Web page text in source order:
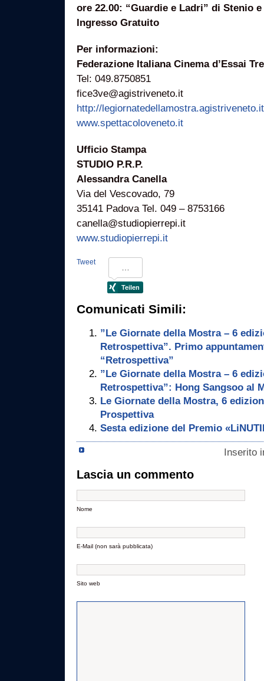
ore 22.00: “Guardie e Ladri” di Stenio
Ingresso Gratuito
Per informazioni:
Federazione Italiana Cinema d’Essai
Tel: 049.8750851
fice3ve@agistriveneto.it
http://legiornatedellamostra.agistriveneto.it
www.spettacoloveneto.it
Ufficio Stampa
STUDIO P.R.P.
Alessandra Canella
Via del Vescovado, 79
35141 Padova Tel. 049 – 8753166
canella@studiopierrepi.it
www.studiopierrepi.it
Tweet
Comunicati Simili:
”Le Giornate della Mostra – 6
Retrospettiva”. Primo
“Retrospettiva”
”Le Giornate della Mostra – 6
Retrospettiva”: Hong Sangsoo al
Le Giornate della Mostra, 6
Prospettiva
Sesta edizione del Premio
Inserito
Lascia un commento
Nome
E-Mail (non sarà pubblicata)
Sito web